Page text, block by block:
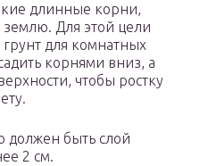
длинные корни,
землю. Для этой цели
для комнатных
корнями вниз, а
чтобы ростку
должен быть слой
2 см.